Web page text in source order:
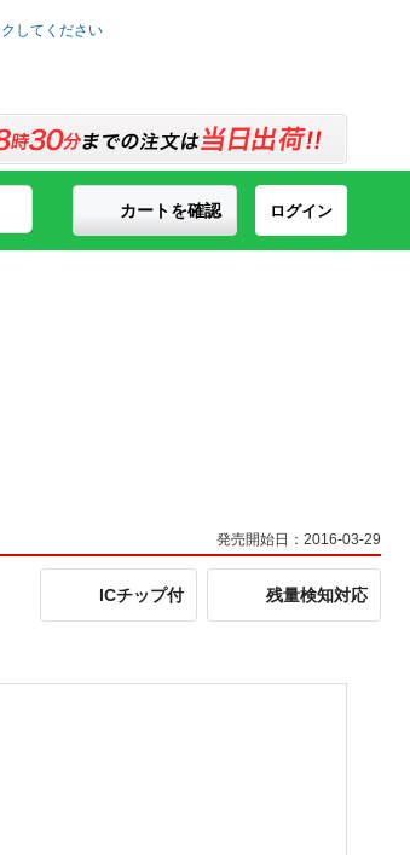
ログイン
カートを確認
発売開始日：2016-03-29
ICチップ付 残量検知対応